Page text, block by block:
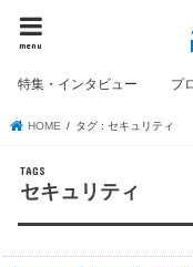
menu
特集・インタビュー プ
HOME タグ : セキュリティ
セキュリティ